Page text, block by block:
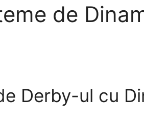
de
Derby-ul cu